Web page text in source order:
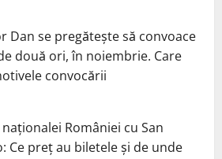
Dan se pregăteşte să convoace
două ori, în noiembrie. Care
convocării
României cu San
Ce preț au biletele și de unde